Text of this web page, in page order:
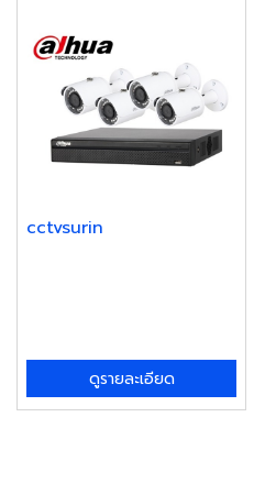
cctvsurin
ดูรายละเอียด